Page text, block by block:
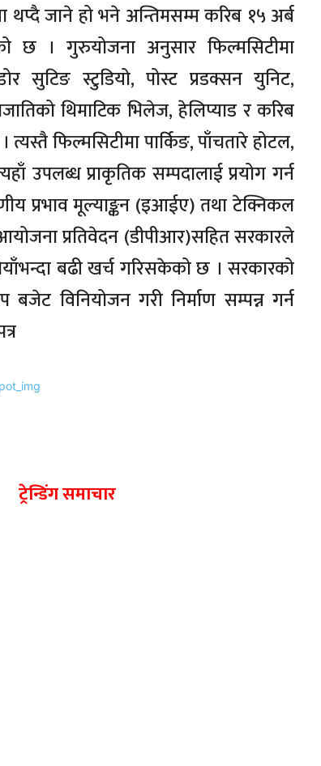
जाने हो भने अन्तिमसम्म करिब १५ अर्ब
छ । गुरुयोजना अनुसार फिल्मसिटीमा
सुटिङ स्टुडियो, पोस्ट प्रडक्सन युनिट,
थिमाटिक भिलेज, हेलिप्याड र करिब
त्यस्तै फिल्मसिटीमा पार्किङ, पाँचतारे होटल,
उपलब्ध प्राकृतिक सम्पदालाई प्रयोग गर्न
प्रभाव मूल्याङ्कन (इआईए) तथा टेक्निकल
प्रतिवेदन (डीपीआर)सहित सरकारले
बढी खर्च गरिसकेको छ । सरकारको
विनियोजन गरी निर्माण सम्पन्न गर्न
ट्रेन्डिंग समाचार